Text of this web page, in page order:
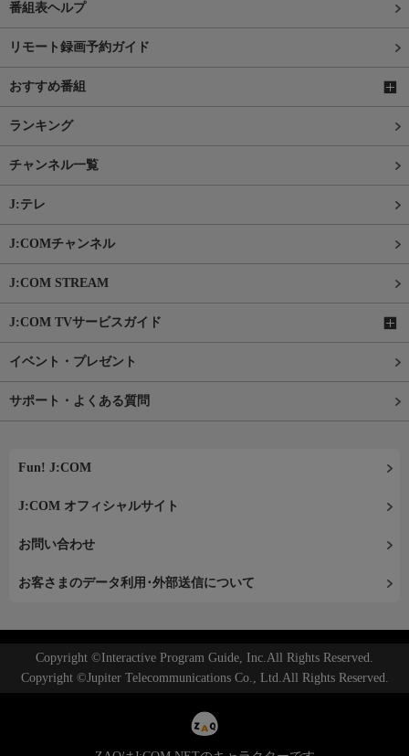
番組表ヘルプ
リモート録画予約ガイド
おすすめ番組
ランキング
チャンネル一覧
J:テレ
J:COMチャンネル
J:COM STREAM
J:COM TVサービスガイド
イベント・プレゼント
サポート・よくある質問
Fun! J:COM
J:COM オフィシャルサイト
お問い合わせ
お客さまのデータ利用･外部送信について
Copyright ©Interactive Program Guide, Inc.All Rights Reserved.
Copyright ©Jupiter Telecommunications Co., Ltd.All Rights Reserved.